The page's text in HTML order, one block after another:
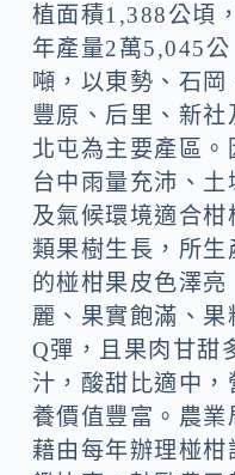
植面積1,388公頃，
年產量2萬5,045公
噸，以東勢、石岡
豐原、后里、新社
北屯為主要產區。
台中雨量充沛、土
及氣候環境適合柑
類果樹生長，所生
的椪柑果皮色澤亮
麗、果實飽滿、果
Q彈，且果肉甘甜
汁，酸甜比適中，
養價值豐富。農業
藉由每年辦理椪柑